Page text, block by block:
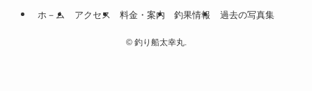
ホ－ム アクセス 料金・案内 釣果情報 過去の写真集
©釣り船太幸丸.